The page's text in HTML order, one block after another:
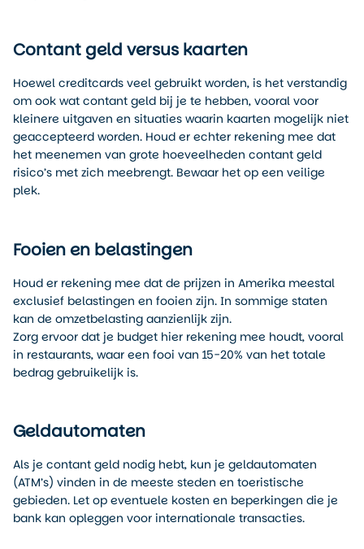
Contant geld versus kaarten
Hoewel creditcards veel gebruikt worden, is het verstandig
om ook wat contant geld bij je te hebben, vooral voor
kleinere uitgaven en situaties waarin kaarten mogelijk niet
geaccepteerd worden. Houd er echter rekening mee dat
het meenemen van grote hoeveelheden contant geld
risico’s met zich meebrengt. Bewaar het op een veilige
plek.
Fooien en belastingen
Houd er rekening mee dat de prijzen in Amerika meestal
exclusief belastingen en fooien zijn. In sommige staten
kan de omzetbelasting aanzienlijk zijn.
Zorg ervoor dat je budget hier rekening mee houdt, vooral
in restaurants, waar een fooi van 15-20% van het totale
bedrag gebruikelijk is.
Geldautomaten
Als je contant geld nodig hebt, kun je geldautomaten
(ATM’s) vinden in de meeste steden en toeristische
gebieden. Let op eventuele kosten en beperkingen die je
bank kan opleggen voor internationale transacties.